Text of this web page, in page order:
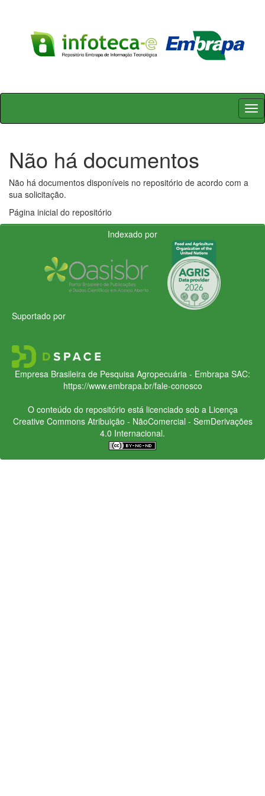
Skip
Não há documentos
Não há documentos disponíveis no repositório de acordo com a
sua solicitação.
Página inicial do repositório
Indexado por
Suportado por
Empresa Brasileira de Pesquisa Agropecuária - Embrapa SAC:
https://www.embrapa.br/fale-conosco
O conteúdo do repositório está licenciado sob a Licença
Creative CommonsAtribuição - NãoComercial - SemDerivações
4.0 Internacional.